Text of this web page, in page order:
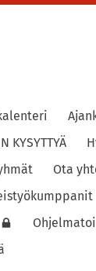
KYSYTTYÄ
Ota